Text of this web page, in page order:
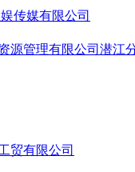
传媒有限公司
源管理有限公司潜江
贸有限公司